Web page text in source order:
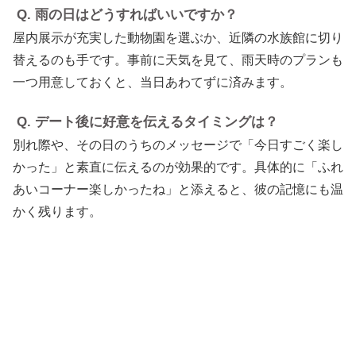
Q. 雨の日はどうすればいいですか？
屋内展示が充実した動物園を選ぶか、近隣の水族館に切り
替えるのも手です。事前に天気を見て、雨天時のプランも
一つ用意しておくと、当日あわてずに済みます。
Q. デート後に好意を伝えるタイミングは？
別れ際や、その日のうちのメッセージで「今日すごく楽し
かった」と素直に伝えるのが効果的です。具体的に「ふれ
あいコーナー楽しかったね」と添えると、彼の記憶にも温
かく残ります。